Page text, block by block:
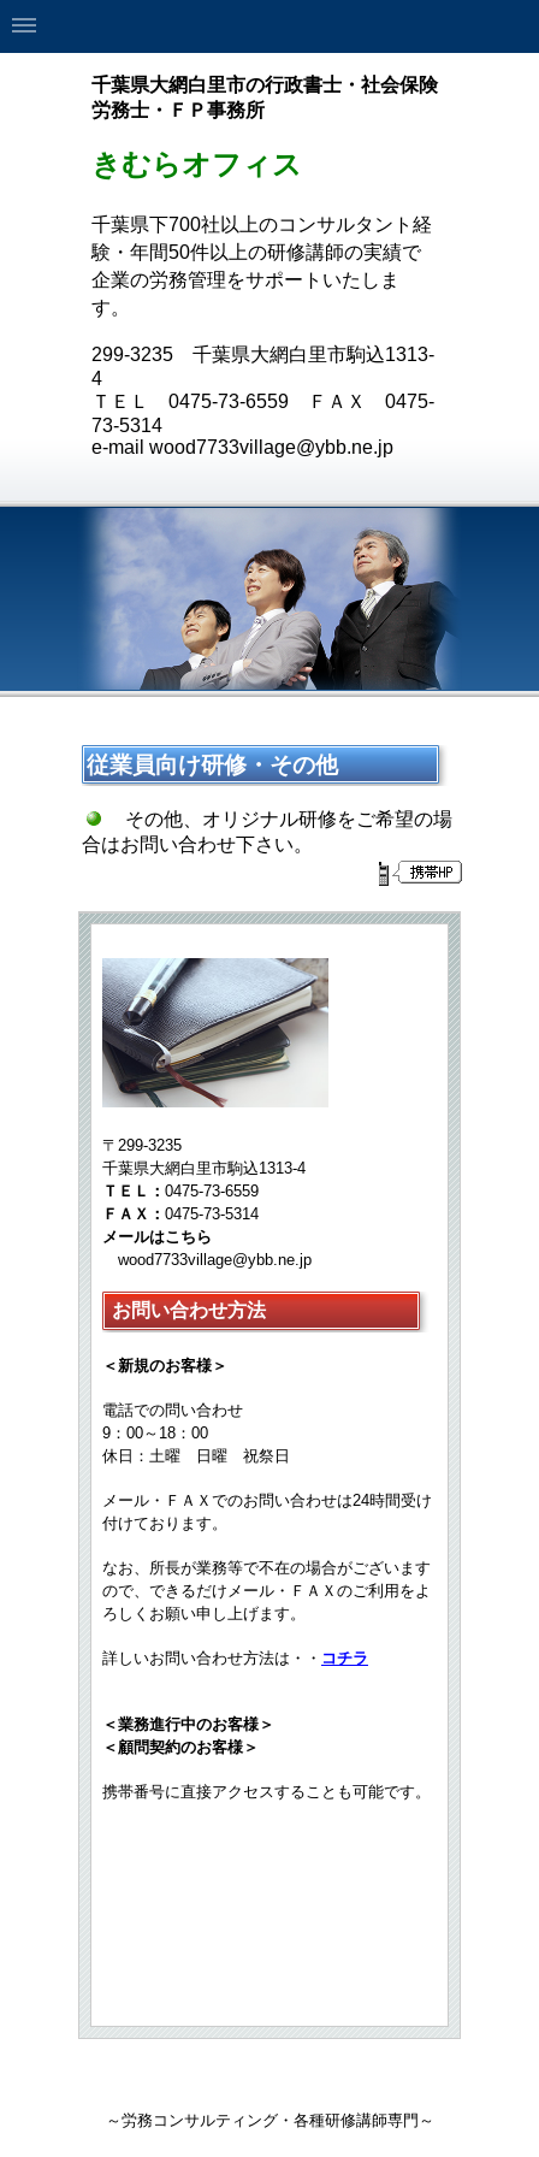
千葉県大網白里市の行政書士・社会保険
労務士・ＦＰ事務所
きむらオフィス
千葉県下700社以上のコンサルタント経
験・年間50件以上の研修講師の実績で
企業の労務管理をサポートいたしま
す。
299-3235 千葉県大網白里市駒込1313-
4
ＴＥＬ 0475-73-6559 ＦＡＸ 0475-
73-5314
e-mail wood7733village@ybb.ne.jp
従業員向け研修・その他
その他、オリジナル研修をご希望の場
合はお問い合わせ下さい。
〒299-3235
千葉県大網白里市駒込1313-4
ＴＥＬ： 0475-73-6559
ＦＡＸ： 0475-73-5314
メールはこちら
wood7733village@ybb.ne.jp
お問い合わせ方法
＜新規のお客様＞
電話での問い合わせ
9：00～18：00
休日：土曜 日曜 祝祭日
メール・ＦＡＸでのお問い合わせは24時間受け
付けております。
なお、所長が業務等で不在の場合がございます
ので、できるだけメール・ＦＡＸのご利用をよ
ろしくお願い申し上げます。
詳しいお問い合わせ方法は・・ コチラ
＜業務進行中のお客様＞
＜顧問契約のお客様＞
携帯番号に直接アクセスすることも可能です。
～労務コンサルティング・各種研修講師専門～